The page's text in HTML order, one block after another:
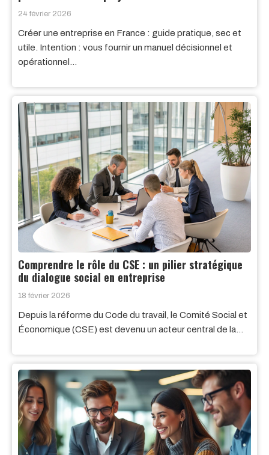
24 février 2026
Créer une entreprise en France : guide pratique, sec et
utile. Intention : vous fournir un manuel décisionnel et
opérationnel…
Comprendre le rôle du CSE : un pilier stratégique
du dialogue social en entreprise
18 février 2026
Depuis la réforme du Code du travail, le Comité Social et
Économique (CSE) est devenu un acteur central de la…